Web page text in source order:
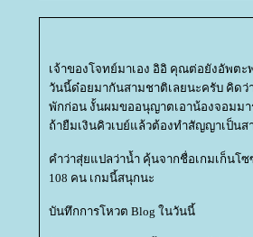
เจ้าของโจทย์มาเอง อิอิ คุณต่อยังอัพตะ
วันนี้ด๋อยมากันสามชาติเลยนะครับ คิดว่
พักก่อน งั้นผมขออนุญาตเอาน้องจอมมา
ถ้ายืมเงินคิวเบย์แล้วต้องทำสัญญาเป็นส
คำว่าสุ่ยแปลว่าน้ำ คุ้นจากชื่อเกมเก็นโ
108 คน เกมนี้สนุกนะ
บันทึกการโหวต Blog ในวันนี้